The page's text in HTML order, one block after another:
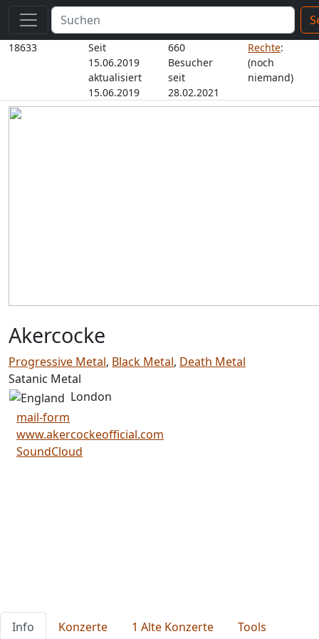
18633
Seit
15.06.2019
aktualisiert
15.06.2019
660
Besucher
seit
28.02.2021
Rechte:
(noch
niemand)
Akercocke
Progressive Metal, Black Metal, Death Metal
Satanic Metal
London
mail-form
www.akercockeofficial.com
SoundCloud
Info Konzerte 1 Alte Konzerte Tools